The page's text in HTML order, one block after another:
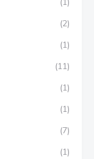
(1)
(2)
(1)
(11)
(1)
(1)
(7)
(1)